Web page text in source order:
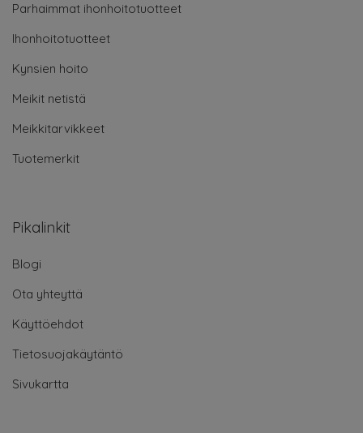
Parhaimmat ihonhoitotuotteet
Ihonhoitotuotteet
Kynsien hoito
Meikit netistä
Meikkitarvikkeet
Tuotemerkit
Pikalinkit
Blogi
Ota yhteyttä
Käyttöehdot
Tietosuojakäytäntö
Sivukartta